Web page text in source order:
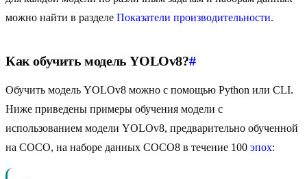
можно найти в разделе Показатели производительности.
Как обучить модель YOLOv8?#
Обучить модель YOLOv8 можно с помощью Python или CLI.
Ниже приведены примеры обучения модели с
использованием модели YOLOv8, предварительно обученной
на COCO, на наборе данных COCO8 в течение 100 эпох: